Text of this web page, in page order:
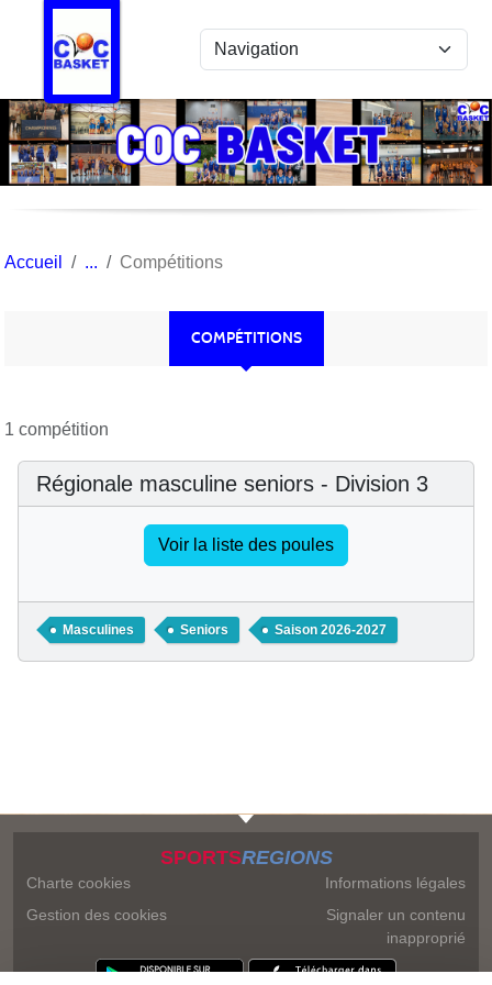
Accueil Compétitions
COMPÉTITIONS
1 compétition
Régionale masculine seniors - Division 3
Voir la liste des poules
Masculines Seniors Saison 2026-2027
SPORTSREGIONS
Charte cookies
Gestion des cookies
Informations légales
Signaler un contenu
inapproprié
Panneau de gestion des cookies